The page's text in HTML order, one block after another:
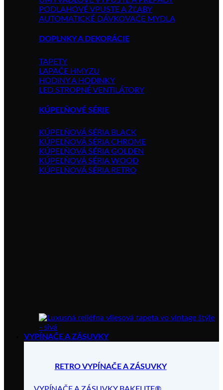
PODLAHOVÉ VPUSTE A ŽĽABY
AUTOMATICKÉ DÁVKOVAČE MYDLA
DOPLNKY A DEKORÁCIE
TAPETY
LAPAČE HMYZU
HODINY A HODINKY
LED STROPNÉ VENTILÁTORY
KÚPEĽŇOVÉ SÉRIE
KÚPEĽŇOVÁ SÉRIA BLACK
KÚPEĽŇOVÁ SÉRIA CHROME
KÚPEĽŇOVÁ SÉRIA GOLDEN
KÚPEĽŇOVÁ SÉRIA WOOD
KÚPELŇOVÁ SÉRIA RETRO
VYPÍNAČE A ZÁSUVKY
RETRO VYPÍNAČE A ZÁSUVKY